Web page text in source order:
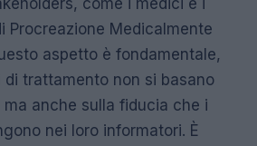
come i medici e i
Procreazione Medicalmente
aspetto è fondamentale,
di trattamento non si basano
anche sulla fiducia che i
nei loro informatori. È